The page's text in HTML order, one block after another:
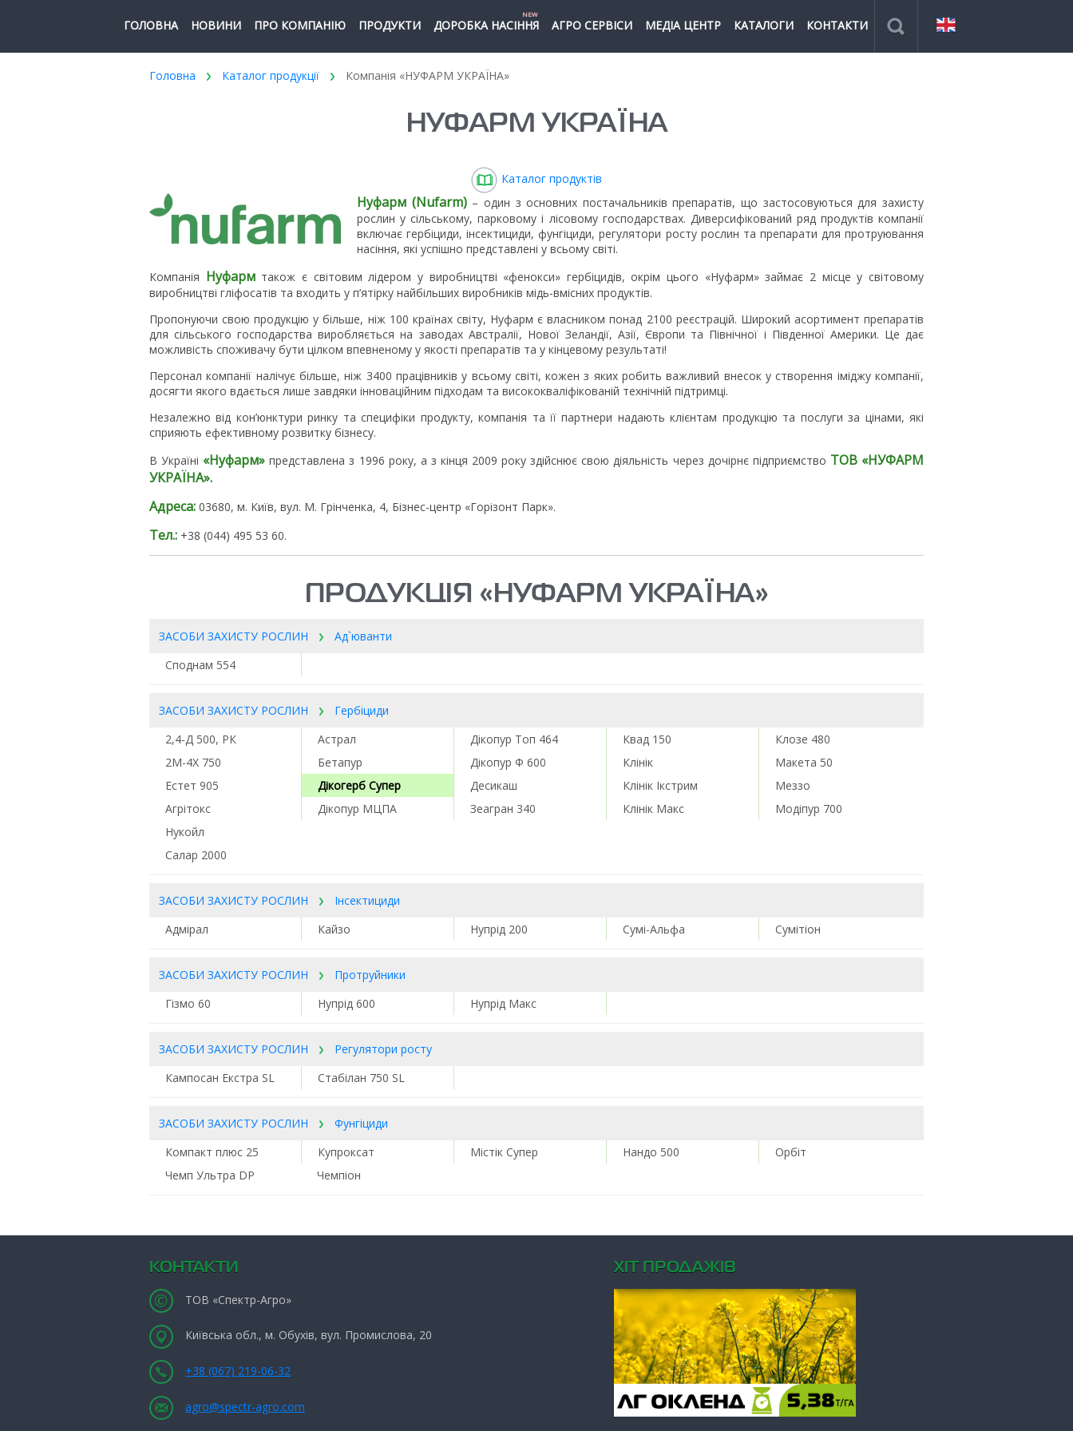
ГОЛОВНА НОВИНИ ПРО КОМПАНІЮ ПРОДУКТИ ДОРОБКА НАСІННЯ
NEW
АГРО СЕРВІСИ МЕДІА ЦЕНТР КАТАЛОГИ КОНТАКТИ
Головна Каталог продукції Компанія «НУФАРМ УКРАЇНА»
НУФАРМ УКРАЇНА
Каталог продуктів
Нуфарм (Nufarm)– один з основних постачальників препаратів, що застосовуються для захисту
рослин у сільському, парковому і лісовому господарствах. Диверсифікований ряд продуктів компанії
включає гербіциди, інсектициди, фунгіциди, регулятори росту рослин та препарати для протруювання
насіння, які успішно представлені у всьому світі.
Компанія Нуфарм також є світовим лідером у виробництві «фенокси» гербіцидів, окрім цього «Нуфарм» займає 2 місце у світовому
виробництві гліфосатів та входить у п’ятірку найбільших виробників мідь-вмісних продуктів.
Пропонуючи свою продукцію у більше, ніж 100 країнах світу, Нуфарм є власником понад 2100 реєстрацій. Широкий асортимент препаратів
для сільського господарства виробляється на заводах Австралії, Нової Зеландії, Азії, Європи та Північної і Південної Америки. Це дає
можливість споживачу бути цілком впевненому у якості препаратів та у кінцевому результаті!
Персонал компанії налічує більше, ніж 3400 працівників у всьому світі, кожен з яких робить важливий внесок у створення іміджу компанії,
досягти якого вдається лише завдяки інноваційним підходам та висококваліфікованій технічній підтримці.
Незалежно від кон’юнктури ринку та специфіки продукту, компанія та її партнери надають клієнтам продукцію та послуги за цінами, які
сприяють ефективному розвитку бізнесу.
В Україні «Нуфарм» представлена з 1996 року, а з кінця 2009 року здійснює свою діяльність через дочірнє підприємство ТОВ «НУФАРМ
УКРАЇНА».
Адреса: 03680, м. Київ, вул. М. Грінченка, 4, Бізнес-центр «Горізонт Парк».
Тел.: +38 (044) 495 53 60.
ПРОДУКЦІЯ «НУФАРМ УКРАЇНА»
ЗАСОБИ ЗАХИСТУ РОСЛИН
Ад`юванти
Споднам 554
ЗАСОБИ ЗАХИСТУ РОСЛИН
Гербіциди
2,4-Д 500, РК
2М-4Х 750
Eстет 905
Агрітокс
Астрал
Бетапур
Дікогерб Супер
Дікопур МЦПА
Дікопур Топ 464
Дікопур Ф 600
Десикаш
Зеагран 340
Квад 150
Клінік
Клінік Ікстрим
Клінік Макс
Клозе 480
Макета 50
Меззо
Модіпур 700
Нукойл
Салар 2000
ЗАСОБИ ЗАХИСТУ РОСЛИН
Інсектициди
Адмірал
Кайзо Нупрід 200 Сумі-Альфа Сумітіон
ЗАСОБИ ЗАХИСТУ РОСЛИН
Протруйники
Гізмо 60
Нупрід 600 Нупрід Макс
ЗАСОБИ ЗАХИСТУ РОСЛИН
Регулятори росту
Кампосан Екстра SL
Стабілан 750 SL
ЗАСОБИ ЗАХИСТУ РОСЛИН
Фунгіциди
Компакт плюс 25
Купроксат Містік Супер Нандо 500
Орбіт
Чемп Ультра DP
Чемпіон
КОНТАКТИ
ТОВ «Спектр-Агро»
Київська обл., м. Обухів, вул. Промислова, 20
+38 (067) 219-06-32
agro@spectr-agro.com
ХIТ ПРОДАЖІВ